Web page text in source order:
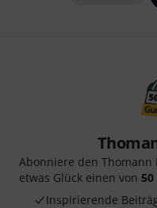
Abonniere den
etwas Glück einen von
Inspirierende